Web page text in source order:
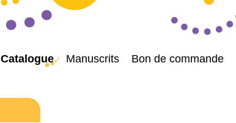
Catalogue Manuscrits Bon de commande